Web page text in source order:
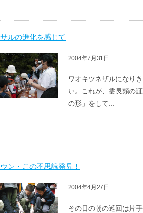
サルの進化を感じて
2004年7月31日
ワオキツネザルになり
い。これが、霊長類の
の形」をして...
ウン・この不思議発見！
2004年4月27日
その日の朝の巡回は片